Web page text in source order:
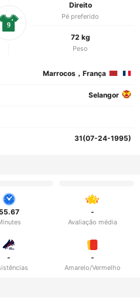
Direito
Pé preferido
72 kg
Peso
9
Marrocos，França
Selangor
31(07-24-1995)
55.67 -
Avaliação média
- -
Amarelo/Vermelho